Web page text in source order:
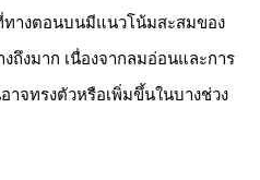
างตอนบนมีแนวโน้มสะสมของ
ถึงมาก เนื่องจากลมอ่อนและการ
าจทรงตัวหรือเพิ่มขึ้นในบางช่วง